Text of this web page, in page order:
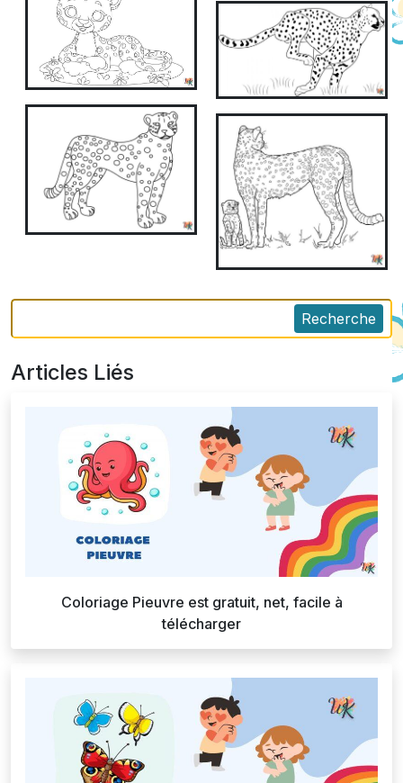
Recherche
Articles Liés
Coloriage Pieuvre est gratuit, net, facile à
télécharger